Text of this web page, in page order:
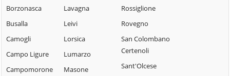
Borzonasca
Busalla
Camogli
Campo Ligure
Campomorone
Lavagna
Leivi
Lorsica
Lumarzo
Masone
Rossiglione
Rovegno
San Colombano
Certenoli
Sant'Olcese